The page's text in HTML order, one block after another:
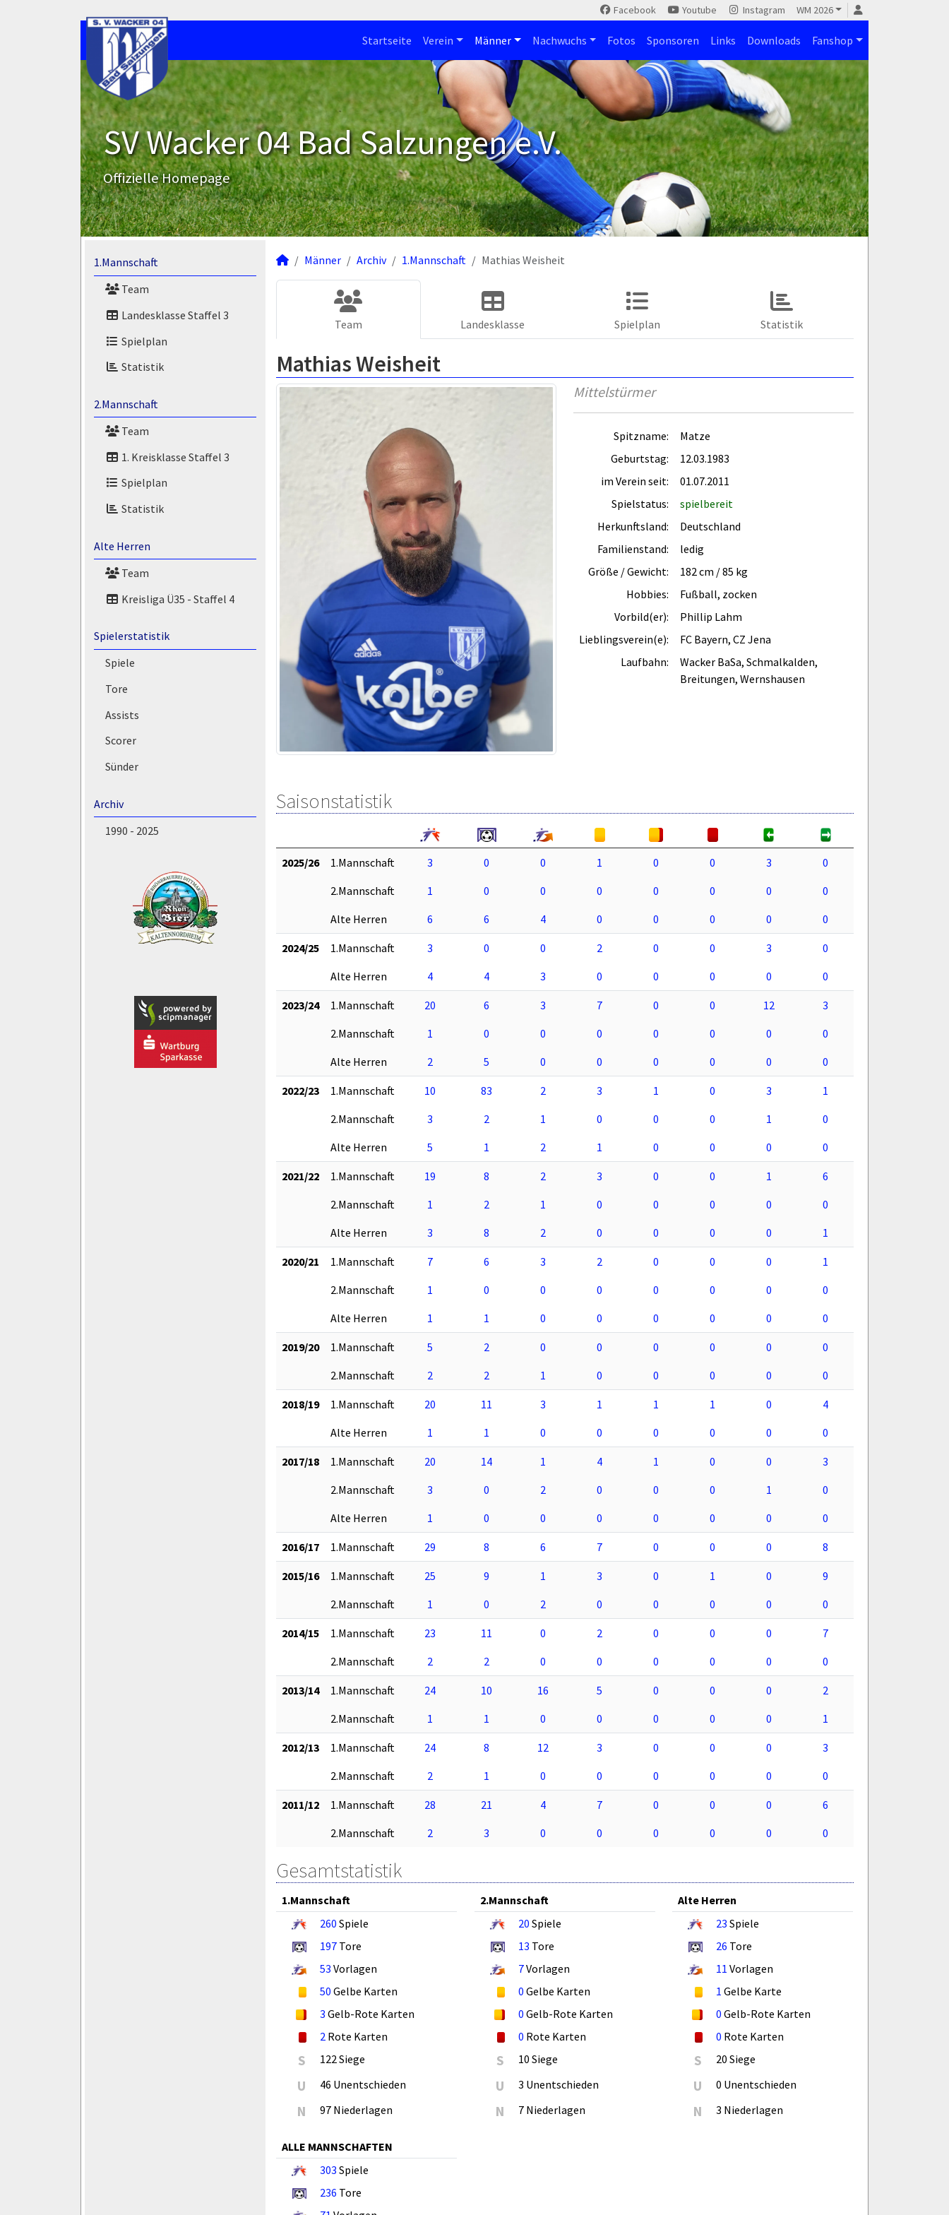
Facebook Youtube Instagram WM 2026
Startseite Verein Männer Nachwuchs Fotos Sponsoren Links Downloads Fanshop
SV Wacker 04 Bad Salzungen e.V.
Offizielle Homepage
1.Mannschaft
Team
Landesklasse Staffel 3
Spielplan
Statistik
2.Mannschaft
Team
1. Kreisklasse Staffel 3
Spielplan
Statistik
Alte Herren
Team
Kreisliga Ü35 - Staffel 4
Spielerstatistik
Spiele
Tore
Assists
Scorer
Sünder
Archiv
1990 - 2025
Männer Archiv 1.Mannschaft Mathias Weisheit
Team Landesklasse Spielplan Statistik
Mathias Weisheit
Mittelstürmer
Spitzname:
Matze
Geburtstag:
12.03.1983
im Verein seit:
01.07.2011
Spielstatus:
spielbereit
Herkunftsland:
Deutschland
Familienstand:
ledig
Größe / Gewicht:
182 cm / 85 kg
Hobbies:
Fußball, zocken
Vorbild(er):
Phillip Lahm
Lieblingsverein(e):
FC Bayern, CZ Jena
Laufbahn:
Wacker BaSa, Schmalkalden,
Breitungen, Wernshausen
Saisonstatistik
2025/26 1.Mannschaft 3 0 0 1 0 0 3
0
2.Mannschaft
1 0 0 0 0 0 0
0
Alte Herren
6 6 4 0 0 0 0 0
2024/25 1.Mannschaft 3 0 0 2 0 0 3
0
Alte Herren
4 4 3 0 0 0 0 0
2023/24 1.Mannschaft 20 6 3 7 0 0 12
3
2.Mannschaft
1 0 0 0 0 0 0
0
Alte Herren
2 5 0 0 0 0 0 0
2022/23 1.Mannschaft 10 83 2 3 1 0 3
1
2.Mannschaft
3 2 1 0 0 0 1
0
Alte Herren
5 1 2 1 0 0 0 0
2021/22 1.Mannschaft 19 8 2 3 0 0 1
6
2.Mannschaft
1 2 1 0 0 0 0
0
Alte Herren
3 8 2 0 0 0 0 1
2020/21 1.Mannschaft 7 6 3 2 0 0 0
1
2.Mannschaft
1 0 0 0 0 0 0
0
Alte Herren
1 1 0 0 0 0 0 0
2019/20 1.Mannschaft 5 2 0 0 0 0 0
0
2.Mannschaft
2 2 1 0 0 0 0 0
2018/19 1.Mannschaft 20 11 3 1 1 1 0
4
Alte Herren
1 1 0 0 0 0 0 0
2017/18 1.Mannschaft 20 14 1 4 1 0 0
3
2.Mannschaft
3 0 2 0 0 0 1
0
Alte Herren
1 0 0 0 0 0 0 0
2016/17 1.Mannschaft 29 8 6 7 0 0 0 8
2015/16 1.Mannschaft 25 9 1 3 0 1 0
9
2.Mannschaft
1 0 2 0 0 0 0 0
2014/15 1.Mannschaft 23 11 0 2 0 0 0
7
2.Mannschaft
2 2 0 0 0 0 0 0
2013/14 1.Mannschaft 24 10 16 5 0 0 0
2
2.Mannschaft
1 1 0 0 0 0 0 1
2012/13 1.Mannschaft 24 8 12 3 0 0 0
3
2.Mannschaft
2 1 0 0 0 0 0 0
2011/12 1.Mannschaft 28 21 4 7 0 0 0
6
2.Mannschaft
2 3 0 0 0 0 0 0
Gesamtstatistik
1.Mannschaft
260 Spiele
197 Tore
53 Vorlagen
50 Gelbe Karten
3 Gelb-Rote Karten
2 Rote Karten
S 122 Siege
U 46 Unentschieden
N 97 Niederlagen
2.Mannschaft
20 Spiele
13 Tore
7Vorlagen
0 Gelbe Karten
0 Gelb-Rote Karten
0 Rote Karten
S 10 Siege
U 3 Unentschieden
N 7 Niederlagen
Alte Herren
23 Spiele
26 Tore
11 Vorlagen
1 Gelbe Karte
0 Gelb-Rote Karten
0 Rote Karten
S 20 Siege
U 0 Unentschieden
N 3 Niederlagen
ALLE MANNSCHAFTEN
303 Spiele
236 Tore